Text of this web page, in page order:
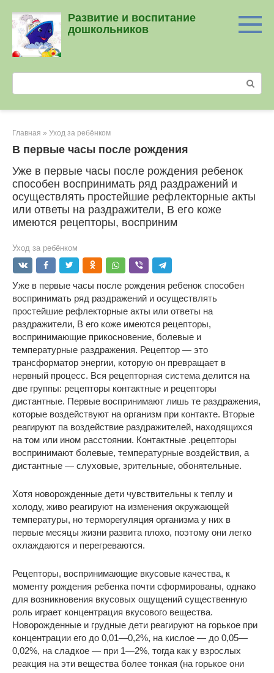
контенту
Развитие и воспитание
дошкольников
Главная » Уход за ребёнком
В первые часы после рождения
Уже в первые часы после рождения ребенок
способен воспринимать ряд раздражений и
осуществлять простейшие рефлекторные акты
или ответы на раздражители, В его коже
имеются рецепторы, восприним
Уход за ребёнком
Уже в первые часы после рождения ребенок способен
воспринимать ряд раздражений и осуществлять
простейшие рефлекторные акты или ответы на
раздражители, В его коже имеются рецепторы,
воспринимающие прикосновение, болевые и
температурные раздражения. Рецептор — это
трансформатор энергии, которую он превращает в
нервный процесс. Вся рецепторная система делится на
две группы: рецепторы контактные и рецепторы
дистантные. Первые воспринимают лишь те раздражения,
которые воздействуют на организм при контакте. Вторые
реагируют па воздействие раздражителей, находящихся
на том или ином расстоянии. Контактные .рецепторы
воспринимают болевые, температурные воздействия, а
дистантные — слуховые, зрительные, обонятельные.
Хотя новорожденные дети чувствительны к теплу и
холоду, живо реагируют на изменения окружающей
температуры, но терморегуляция организма у них в
первые месяцы жизни развита плохо, поэтому они легко
охлаждаются и перегреваются.
Рецепторы, воспринимающие вкусовые качества, к
моменту рождения ребенка почти сформированы, однако
для возникновения вкусовых ощущений существенную
роль играет концентрация вкусового вещества.
Новорожденные и грудные дети реагируют на горькое при
концентрации его до 0,01—0,2%, на кислое — до 0,05—
0,02%, на сладкое — при 1—2%, тогда как у взрослых
реакция на эти вещества более тонкая (на горькое они